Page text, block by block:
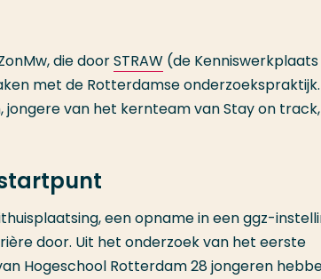
die doorSTRAW (de
met de Rotterdamse
jongere van het kernteam van Stay on
een opname in een ggz-
door. Uit het onderzoek van het eerste
Hogeschool Rotterdam 28 jongeren